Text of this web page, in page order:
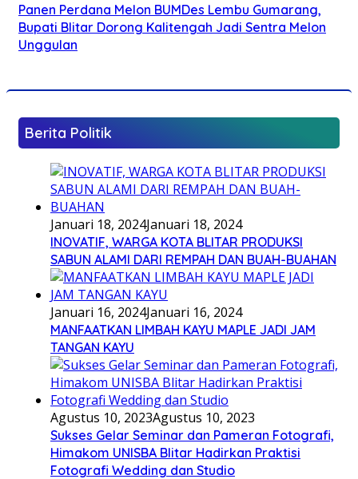
Panen Perdana Melon BUMDes Lembu Gumarang,
Bupati Blitar Dorong Kalitengah Jadi Sentra Melon
Unggulan
Berita Politik
Januari 18, 2024Januari 18, 2024
INOVATIF, WARGA KOTA BLITAR PRODUKSI
SABUN ALAMI DARI REMPAH DAN BUAH-BUAHAN
Januari 16, 2024Januari 16, 2024
MANFAATKAN LIMBAH KAYU MAPLE JADI JAM
TANGAN KAYU
Agustus 10, 2023Agustus 10, 2023
Sukses Gelar Seminar dan Pameran Fotografi,
Himakom UNISBA Blitar Hadirkan Praktisi
Fotografi Wedding dan Studio